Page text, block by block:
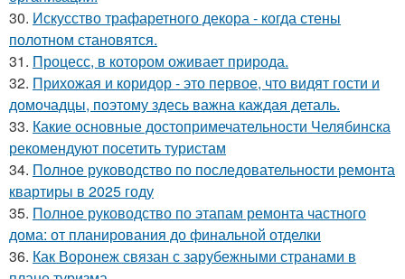
30. Искусство трафаретного декора - когда стены
полотном становятся.
31. Процесс, в котором оживает природа.
32. Прихожая и коридор - это первое, что видят гости и
домочадцы, поэтому здесь важна каждая деталь.
33. Какие основные достопримечательности Челябинска
рекомендуют посетить туристам
34. Полное руководство по последовательности ремонта
квартиры в 2025 году
35. Полное руководство по этапам ремонта частного
дома: от планирования до финальной отделки
36. Как Воронеж связан с зарубежными странами в